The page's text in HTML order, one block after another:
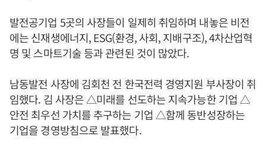
발전공기업 5곳의 사장들이 일제히 취임하며 내놓은 비전
에는 신재생에너지, ESG(환경, 사회, 지배구조), 4차산업혁
명 및 스마트기술 등과 관련된 것이 많았다.
남동발전 사장에 김회천 전 한국전력 경영지원 부사장이 취
임했다. 김 사장은 △미래를 선도하는 지속가능한 기업 △
안전 최우선 가치를 추구하는 기업 △함께 동반성장하는
기업을 경영방침으로 발표했다.